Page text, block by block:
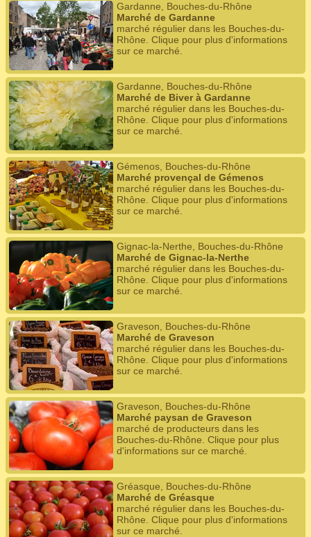
Gardanne, Bouches-du-Rhône
Marché de Gardanne
marché régulier dans les Bouches-du-
Rhône. Clique pour plus d'informations
sur ce marché.
Gardanne, Bouches-du-Rhône
Marché de Biver à Gardanne
marché régulier dans les Bouches-du-
Rhône. Clique pour plus d'informations
sur ce marché.
Gémenos, Bouches-du-Rhône
Marché provençal de Gémenos
marché régulier dans les Bouches-du-
Rhône. Clique pour plus d'informations
sur ce marché.
Gignac-la-Nerthe, Bouches-du-Rhône
Marché de Gignac-la-Nerthe
marché régulier dans les Bouches-du-
Rhône. Clique pour plus d'informations
sur ce marché.
Graveson, Bouches-du-Rhône
Marché de Graveson
marché régulier dans les Bouches-du-
Rhône. Clique pour plus d'informations
sur ce marché.
Graveson, Bouches-du-Rhône
Marché paysan de Graveson
marché de producteurs dans les
Bouches-du-Rhône. Clique pour plus
d'informations sur ce marché.
Gréasque, Bouches-du-Rhône
Marché de Gréasque
marché régulier dans les Bouches-du-
Rhône. Clique pour plus d'informations
sur ce marché.